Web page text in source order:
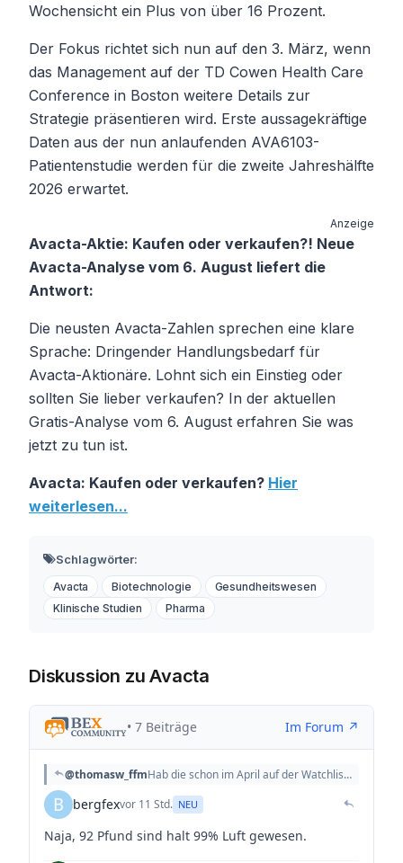
Wochensicht ein Plus von über 16 Prozent.
Der Fokus richtet sich nun auf den 3. März, wenn
das Management auf der TD Cowen Health Care
Conference in Boston weitere Details zur
Strategie präsentieren wird. Erste aussagekräftige
Daten aus der nun anlaufenden AVA6103-
Patientenstudie werden für die zweite Jahreshälfte
2026 erwartet.
Anzeige
Avacta-Aktie: Kaufen oder verkaufen?! Neue
Avacta-Analyse vom 6. August liefert die
Antwort:
Die neusten Avacta-Zahlen sprechen eine klare
Sprache: Dringender Handlungsbedarf für
Avacta-Aktionäre. Lohnt sich ein Einstieg oder
sollten Sie lieber verkaufen? In der aktuellen
Gratis-Analyse vom 6. August erfahren Sie was
jetzt zu tun ist.
Avacta: Kaufen oder verkaufen? Hier
weiterlesen...
Schlagwörter:
Avacta Biotechnologie
Gesundheitswesen
Klinische Studien
Pharma
Diskussion zu Avacta